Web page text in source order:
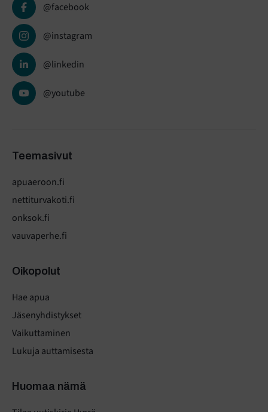
@facebook
@instagram
@linkedin
@youtube
Teemasivut
apuaeroon.fi
nettiturvakoti.fi
onksok.fi
vauvaperhe.fi
Oikopolut
Hae apua
Jäsenyhdistykset
Vaikuttaminen
Lukuja auttamisesta
Huomaa nämä